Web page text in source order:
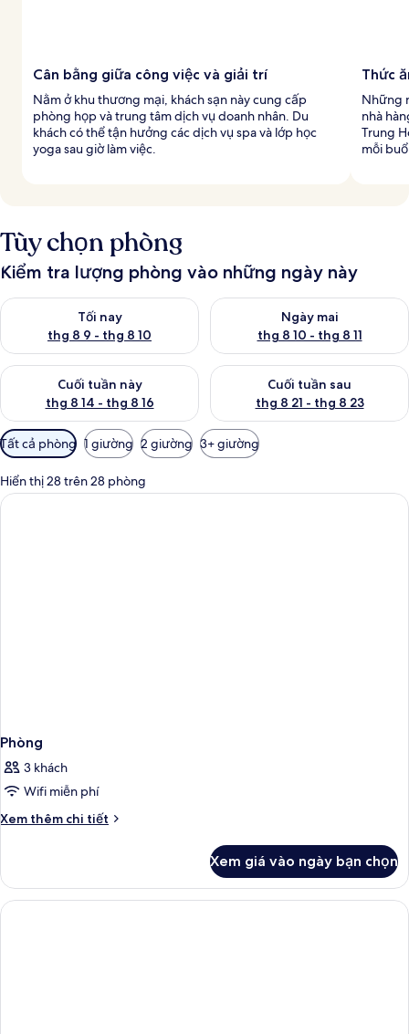
Cân bằng giữa công việc và giải trí
Nằm ở khu thương mại, khách sạn này cung cấp
phòng họp và trung tâm dịch vụ doanh nhân. Du
khách có thể tận hưởng các dịch vụ spa và lớp học
yoga sau giờ làm việc.
Thức
Những
nhà
Trung
mỗi
Tùy chọn phòng
Kiểm tra lượng phòng vào những ngày này
Tối nay
thg 8 9 - thg 8 10
Kiểm tra lượng phòng tối nay từ thg 8 9 - thg 8 10
Ngày mai
thg 8 10 - thg 8 11
Kiểm tra lượng phòng ngày
Cuối tuần này
thg 8 14 - thg 8 16
Kiểm tra lượng phòng cuối tuần này từ thg 8 14 - thg 8 16
Cuối tuần sau
thg 8 21 - thg 8 23
Kiểm tra lượng phòng cuối
Bộ
lọc
có
thể
Tất cả phòng 1 giường 2 giường 3+ giường
Hiển thị 28 trên 28 phòng
Phòng
3 khách
Wifi miễn phí
Xem thêm chi tiết
Chi
Phòng
Xem giá vào ngày bạn chọn